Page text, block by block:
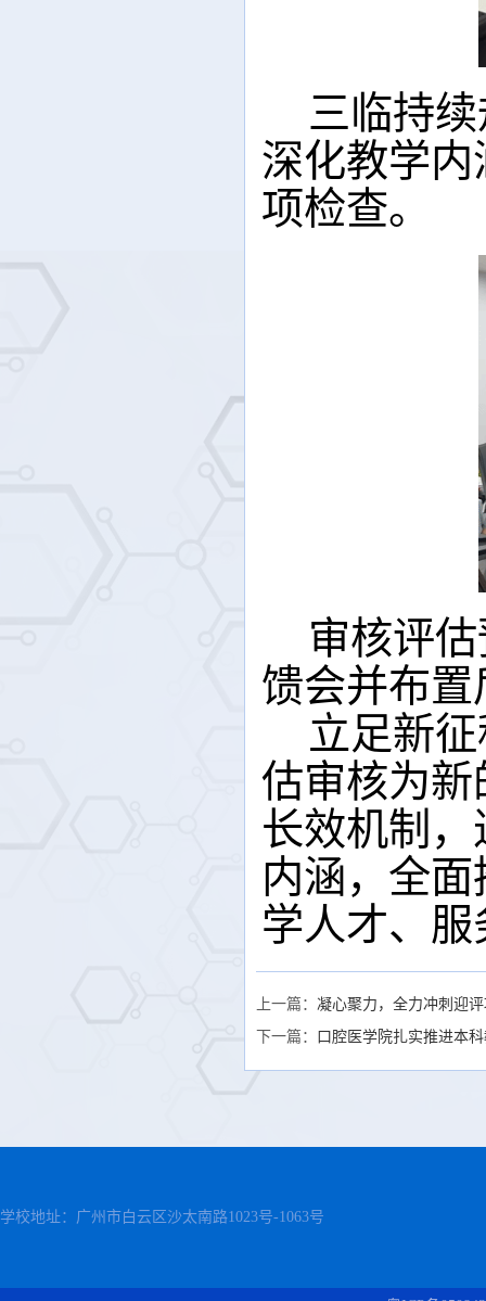
三临持
深化教学
项检查。
审核评
馈会并布
立足新
估审核为新
长效机制
内涵，全
学人才、
上一篇： 凝心聚力，全力冲刺迎
下一篇：
口腔医学院扎实推进本
学校地址：广州市白云区沙太南路1023号-1063号